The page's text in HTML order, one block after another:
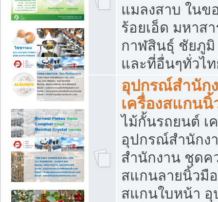
แมลงสาบ ใน
ร้อยเอ็ด มหาส
กาฬสินธุ์ ชัยภู
และที่อื่นๆทั่วไ
อุปกรณ์สำนัก
เครื่องสแกนนิ้
ไม้กั้นรถยนต์ เ
อุปกรณ์สำนักง
สำนักงาน ชุดค
สแกนลายนิ้วมื
สแกนใบหน้า